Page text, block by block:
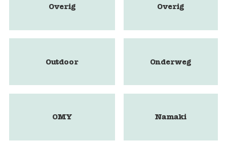
Overig Overig
Outdoor Onderweg
OMY Namaki